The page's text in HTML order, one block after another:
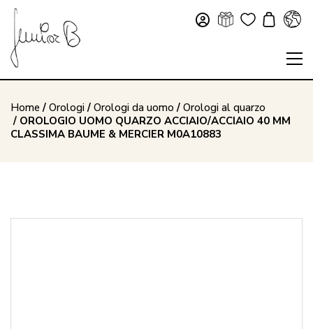
Home / Orologi/ Orologi da uomo / Orologi al quarzo
/ OROLOGIO UOMO QUARZO ACCIAIO/ACCIAIO 40 MM
CLASSIMA BAUME & MERCIER M0A10883